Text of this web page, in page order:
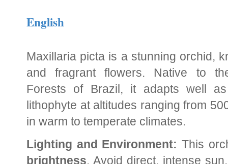
English
Maxillaria picta is a stunning orchid,
and fragrant flowers. Native to
Forests of Brazil, it adapts well
lithophyte at altitudes ranging from
in warm to temperate climates.
Lighting and Environment: This
brightness. Avoid direct, intense